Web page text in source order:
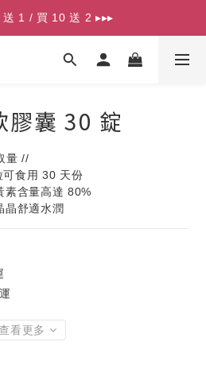
送 1 / 買 10 送 2 ▸▸▸
送 1 / 買 10 送 2 ▸▸▸
領 $100 折價券 ▸▸▸
膠囊 30 錠
量 //
食用 30 天份
素含量高達 80%
晶舒適水潤
看更多